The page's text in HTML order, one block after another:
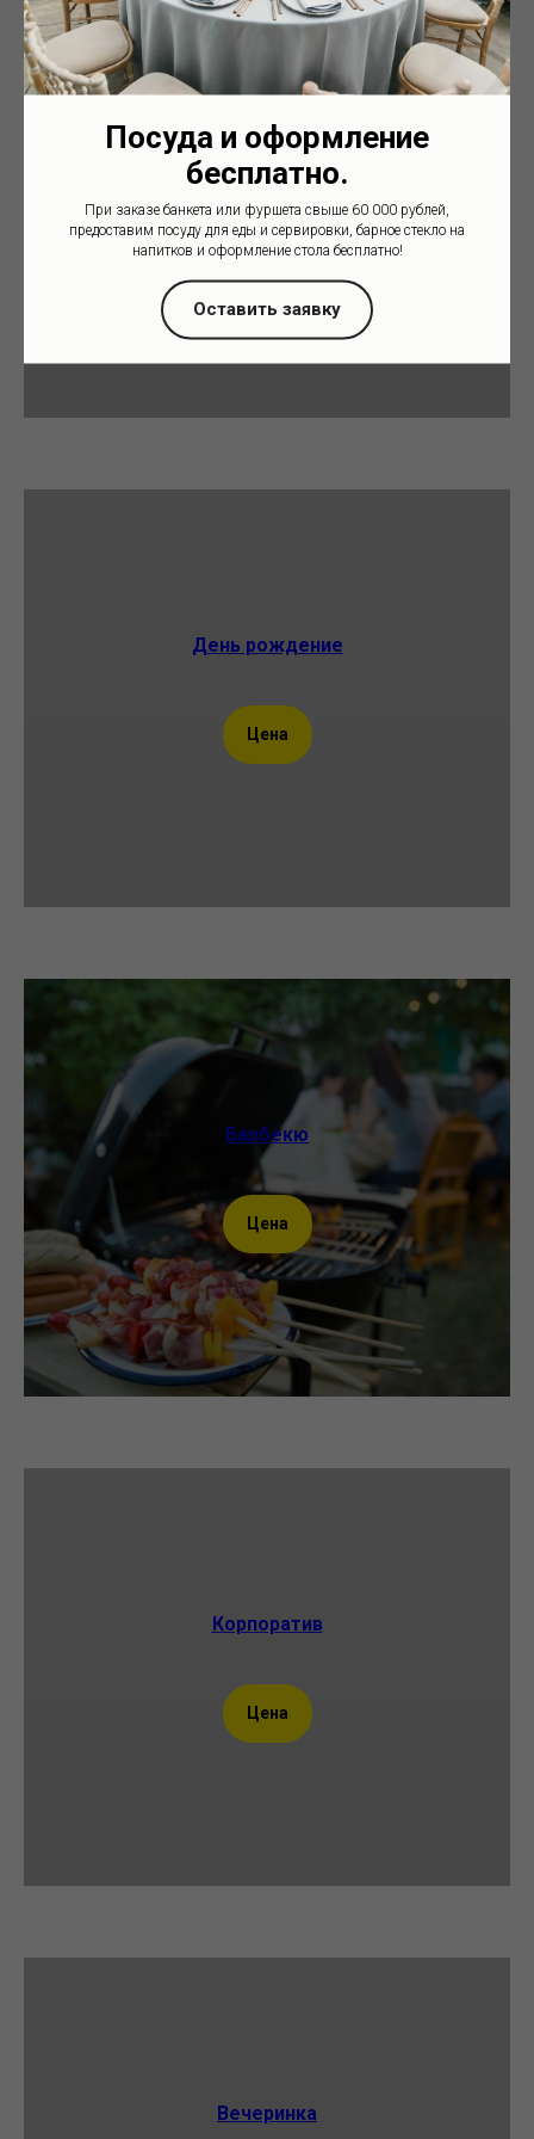
Юбилей
Цена
День рождение
Цена
Барбекю
Цена
Корпоратив
Цена
Вечеринка
Посуда и оформление
бесплатно.
При заказе банкета или фуршета свыше 60 000 рублей,
предоставим посуду для еды и сервировки, барное стекло на
напитков и оформление стола бесплатно!
Оставить заявку